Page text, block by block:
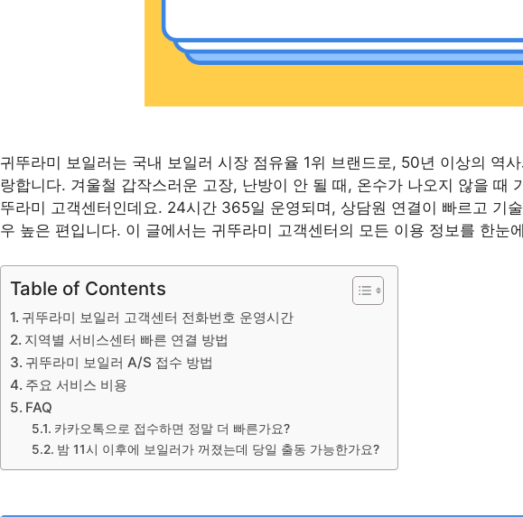
귀뚜라미 보일러는 국내 보일러 시장 점유율 1위 브랜드로, 50년 이상의 역
랑합니다. 겨울철 갑작스러운 고장, 난방이 안 될 때, 온수가 나오지 않을 때
뚜라미 고객센터인데요. 24시간 365일 운영되며, 상담원 연결이 빠르고 기
우 높은 편입니다. 이 글에서는 귀뚜라미 고객센터의 모든 이용 정보를 한눈
Table of Contents
귀뚜라미 보일러 고객센터 전화번호 운영시간
지역별 서비스센터 빠른 연결 방법
귀뚜라미 보일러 A/S 접수 방법
주요 서비스 비용
FAQ
카카오톡으로 접수하면 정말 더 빠른가요?
밤 11시 이후에 보일러가 꺼졌는데 당일 출동 가능한가요?